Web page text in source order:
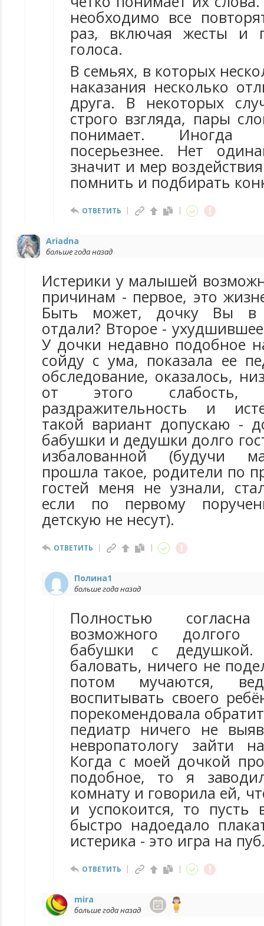
необходимо все
раз, включая жесты и
голоса.
В семьях, в которых
наказания несколько
друга. В некоторых
строго взгляда, пары
понимает.
посерьезнее. Нет
значит и мер
помнить и подбирать
ОТВЕТИТЬ
Ariadna
больше года назад
Истерики у малышей
причинам - первое, это
Быть может, дочку Вы в
отдали? Второе -
У дочки недавно подобное
сойду с ума, показала ее
обследование, оказалось,
от этого слабость,
раздражительность и
такой вариант допускаю -
бабушки и дедушки долго
избалованной (будучи
прошла такое, родители по
гостей меня не узнали,
если по первому
детскую не несут).
ОТВЕТИТЬ
Полина1
больше года назад
Полностью
возможного
бабушки с
баловать, ничего не
потом мучаются,
воспитывать своего
порекомендовала
педиатр ничего не
невропатологу зайти
Когда с моей дочкой
подобное, то я
комнату и говорила ей,
и успокоится, то
быстро надоедало
истерика - это игра на
ОТВЕТИТЬ
mira
больше года назад